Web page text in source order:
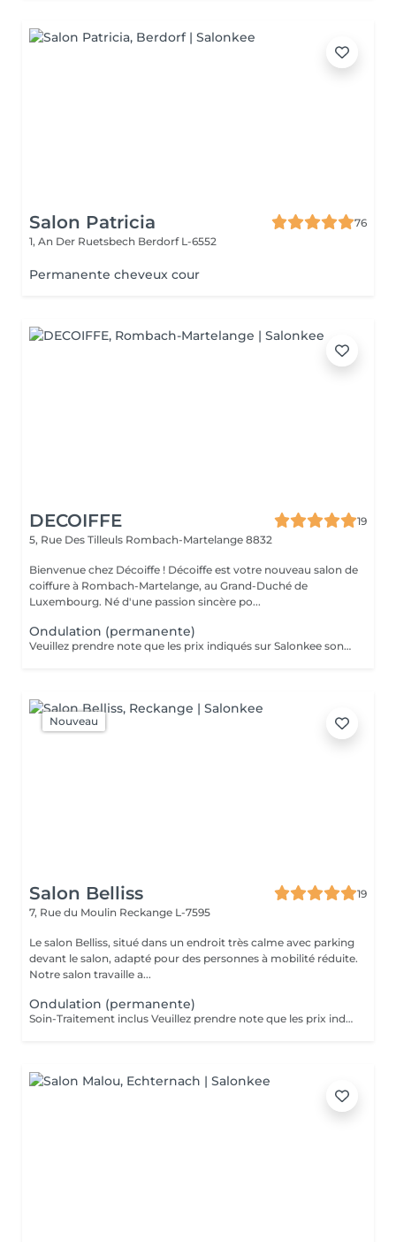
Salon Patricia
76
1, An Der Ruetsbech Berdorf L-6552
Permanente cheveux cour
DECOIFFE
19
5, Rue Des Tilleuls Rombach-Martelange 8832
Bienvenue chez Décoiffe ! Décoiffe est votre nouveau salon de
coiffure à Rombach-Martelange, au Grand-Duché de
Luxembourg. Né d'une passion sincère po...
Ondulation (permanente)
Veuillez prendre note que les prix indiqués sur Salonkee sont communiqués à titre informatif et s'entendent de base. Ces derniers sont susceptibles de varier selon le diagnostic réalisé à votre arrivée au salon et l'expertise du professionnel à qui vous confiez votre beauté. Dans tous les cas, un devis précis vous sera proposé et toutes réalisations de prestations seront effectuées avec votre accord. Un grand merci d'avance pour votre compréhension. Au plaisir de vous recevoir très vite.
Nouveau
Salon Belliss
19
7, Rue du Moulin Reckange L-7595
Le salon Belliss, situé dans un endroit très calme avec parking
devant le salon, adapté pour des personnes à mobilité réduite.
Notre salon travaille a...
Ondulation (permanente)
Soin-Traitement inclus Veuillez prendre note que les prix indiqués sur Salonkee sont communiqués à titre informatif et s'entendent de base. Ces derniers sont susceptibles de varier selon le diagnostic réalisé à votre arrivée au salon et l'expertise du professionnel à qui vous confiez votre beauté. Dans tous les cas, un devis précis vous sera proposé et toutes réalisations de prestations seront effectuées avec votre accord. Un grand merci d'avance pour votre compréhension. Au plaisir de vous recevoir très vite.